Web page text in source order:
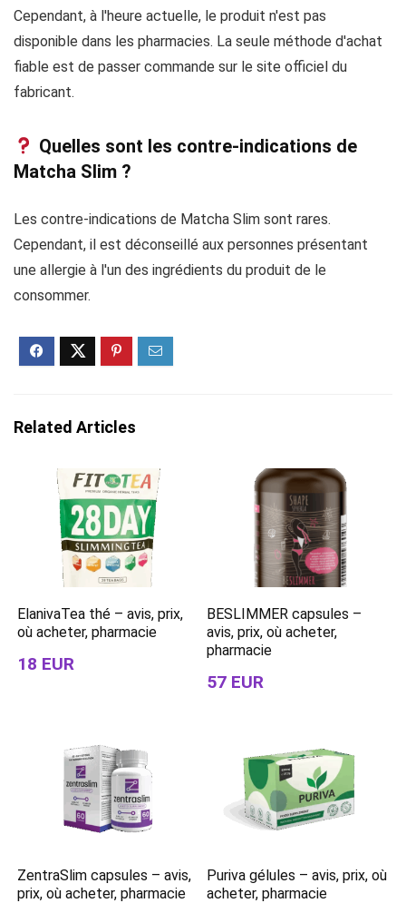
Cependant, à l'heure actuelle, le produit n'est pas
disponible dans les pharmacies. La seule méthode d'achat
fiable est de passer commande sur le site officiel du
fabricant.
Quelles sont les contre-indications de
Matcha Slim ?
Les contre-indications de Matcha Slim sont rares.
Cependant, il est déconseillé aux personnes présentant
une allergie à l'un des ingrédients du produit de le
consommer.
Related Articles
ElanivaTea thé – avis, prix,
où acheter, pharmacie
18 EUR
BESLIMMER capsules –
avis, prix, où acheter,
pharmacie
57 EUR
ZentraSlim capsules – avis,
prix, où acheter, pharmacie
Puriva gélules – avis, prix, où
acheter, pharmacie